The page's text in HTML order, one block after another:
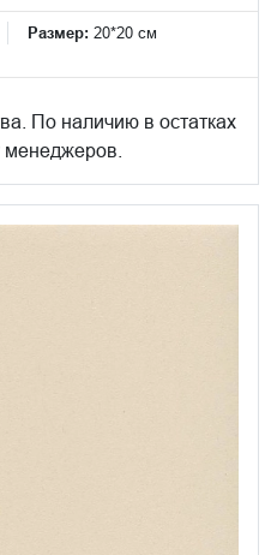
Размер: 20*20 см
По наличию в остатках
менеджеров.